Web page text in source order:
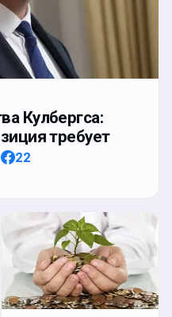
Кулбергса:
требует
22